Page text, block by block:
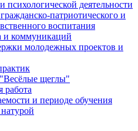
психологической деятельности
патриотического и
воспитания
и коммуникаций
молодежных проектов и
щеглы"
работа
и периоде обучения